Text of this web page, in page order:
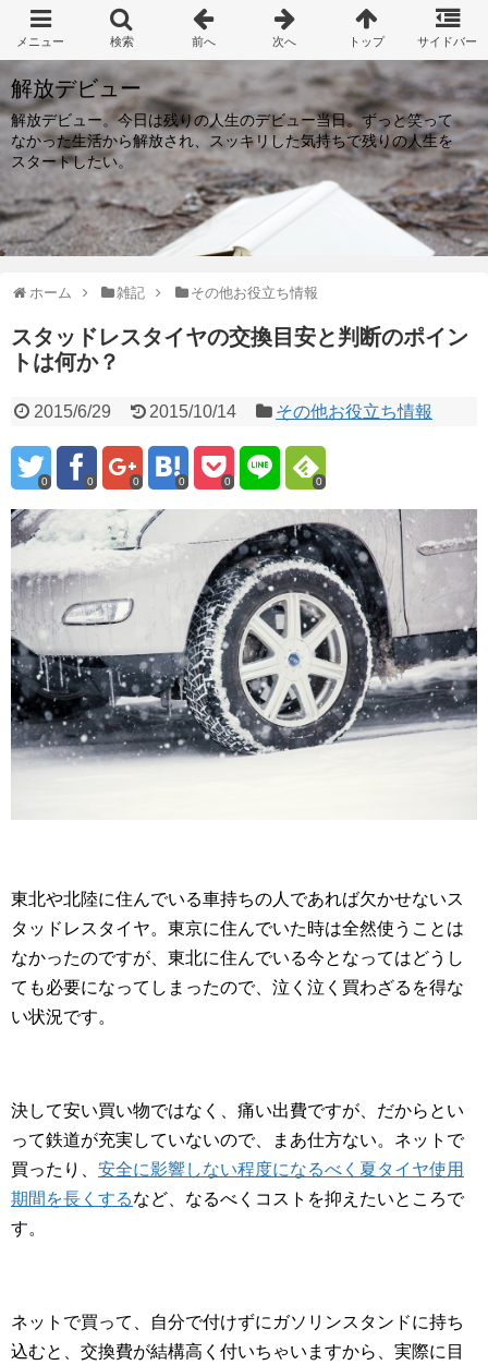
解放デビュー
解放デビュー。今日は残りの人生のデビュー当日。ずっと笑って
なかった生活から解放され、スッキリした気持ちで残りの人生を
スタートしたい。
ホーム 雑記 その他お役立ち情報
スタッドレスタイヤの交換目安と判断のポイン
トは何か？
2015/6/29 2015/10/14 その他お役立ち情報
0 0 0 0 0 0
東北や北陸に住んでいる車持ちの人であれば欠かせないス
タッドレスタイヤ。東京に住んでいた時は全然使うことは
なかったのですが、東北に住んでいる今となってはどうし
ても必要になってしまったので、泣く泣く買わざるを得な
い状況です。
決して安い買い物ではなく、痛い出費ですが、だからとい
って鉄道が充実していないので、まあ仕方ない。ネットで
買ったり、 安全に影響しない程度になるべく夏タイヤ使用
期間を長くするなど、なるべくコストを抑えたいところで
す。
ネットで買って、自分で付けずにガソリンスタンドに持ち
込むと、交換費が結構高く付いちゃいますから、実際に目